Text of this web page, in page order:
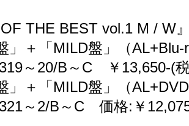
OF THE BEST vol.1 M / W
」＋「MILD盤」（AL+Blu-
～20/B～C ￥13,650-(
」＋「MILD盤」（
～2/B～C 価格:￥